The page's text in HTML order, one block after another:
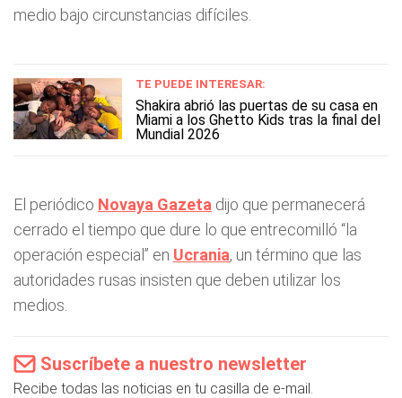
medio bajo circunstancias difíciles.
TE PUEDE INTERESAR:
Shakira abrió las puertas de su casa en
Miami a los Ghetto Kids tras la final del
Mundial 2026
El periódico Novaya Gazeta dijo que permanecerá
cerrado el tiempo que dure lo que entrecomilló “la
operación especial” en Ucrania, un término que las
autoridades rusas insisten que deben utilizar los
medios.
Suscríbete a nuestro newsletter
Recibe todas las noticias en tu casilla de e-mail.